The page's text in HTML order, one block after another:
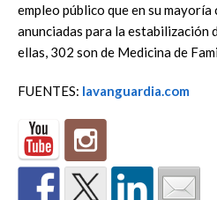
empleo público que en su mayoría
anunciadas para la estabilización
ellas, 302 son de Medicina de
FUENTES: lavanguardia.com